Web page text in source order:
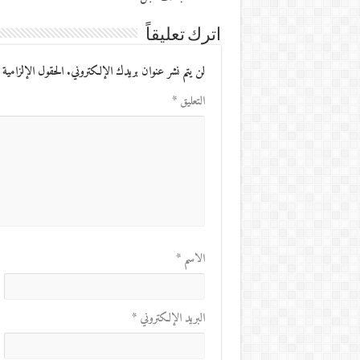
اترك تعليقاً
لن يتم نشر عنوان بريدك الإلكتروني. الحقول
التعليق*
الاسم*
البريد الإلكتروني*